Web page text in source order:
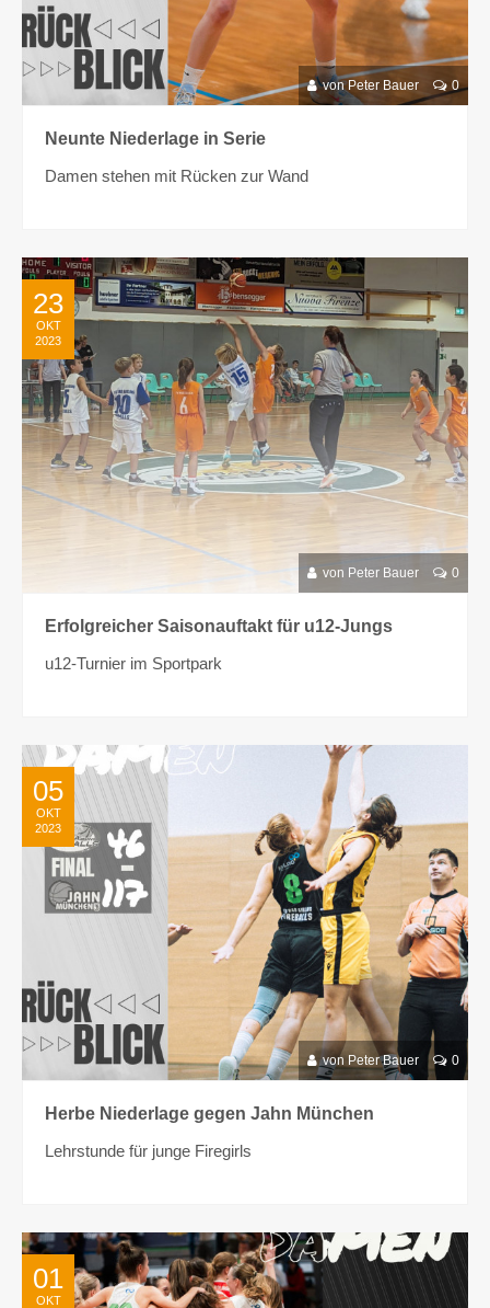
von Peter Bauer 0
Neunte Niederlage in Serie
Damen stehen mit Rücken zur Wand
23
OKT
2023
von Peter Bauer 0
Erfolgreicher Saisonauftakt für u12-Jungs
u12-Turnier im Sportpark
05
OKT
2023
von Peter Bauer 0
Herbe Niederlage gegen Jahn München
Lehrstunde für junge Firegirls
01
OKT